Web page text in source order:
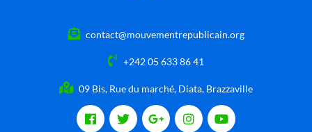
contact@mouvementrepublicain.org
+242 05 633 86 41
09 Bis, Rue du marché, Diata, Brazzaville